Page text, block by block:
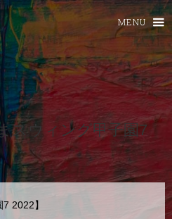
MENU
スウィング甲子園7
2022】